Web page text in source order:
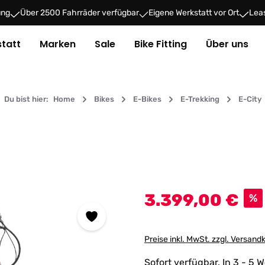
Über 2500 Fahrräder verfügbar Eigene Werkstatt vor Ort
Marken Sale Bike Fitting Über uns
Du bist hier: Home Bikes E-Bikes E-Trekking E-City
Verkaufspreis:
3.399,00 € %
Preise inkl. MwSt. zzgl.
Sofort verfügbar. In 3 - 5